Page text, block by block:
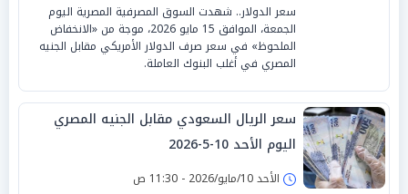
سعر الدولار.. شهدت السوق المصرفية المصرية اليوم
الجمعة، الموافق 15 مايو 2026، موجة من «الانخفاض
الملحوظ» في سعر صرف الدولار الأمريكي مقابل الجنيه
المصري في أغلب البنوك العاملة.
سعر الريال السعودي مقابل الجنيه المصري
اليوم الأحد 10-5-2026
الأحد 10/مايو/2026 - 11:30 ص